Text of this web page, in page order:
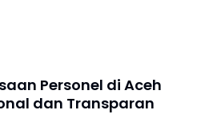
Personel di Aceh
dan Transparan